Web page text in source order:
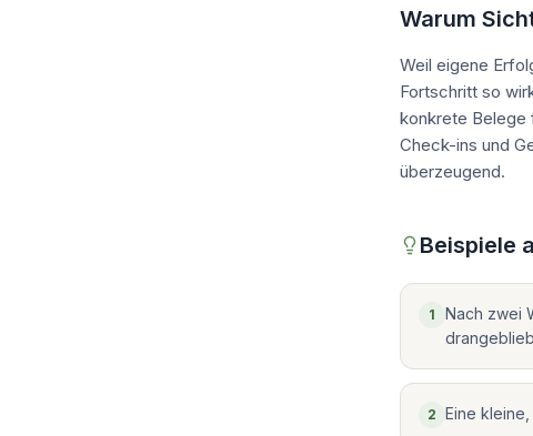
Warum
Weil eigene
Fortschritt so
konkrete Belege
Check-ins und
überzeugend.
Beispiele
1
Nach zwei
2 Eine